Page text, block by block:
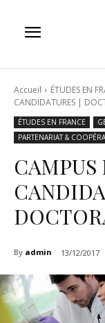
Accueil ÉTUDES EN
CANDIDATURES |
ÉTUDES EN FRANCE
PARTENARIAT &
CAMPUS
By admin 13/12/2017